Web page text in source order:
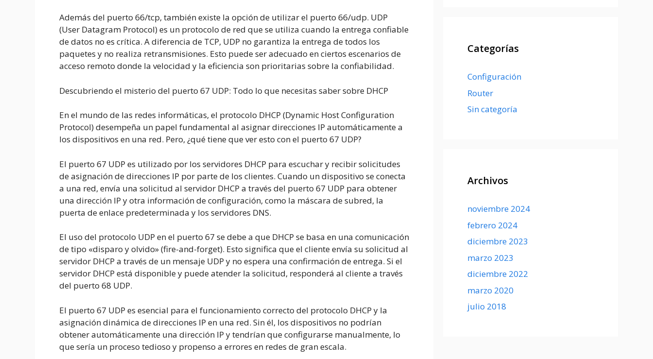
Además del puerto 66/tcp, también existe la opción de utilizar el puerto 66/udp. UDP
(User Datagram Protocol) es un protocolo de red que se utiliza cuando la entrega confiable
de datos no es crítica. A diferencia de TCP, UDP no garantiza la entrega de todos los
paquetes y no realiza retransmisiones. Esto puede ser adecuado en ciertos escenarios de
acceso remoto donde la velocidad y la eficiencia son prioritarias sobre la confiabilidad.
Descubriendo el misterio del puerto 67 UDP: Todo lo que necesitas saber sobre DHCP
En el mundo de las redes informáticas, el protocolo DHCP (Dynamic Host Configuration
Protocol) desempeña un papel fundamental al asignar direcciones IP automáticamente a
los dispositivos en una red. Pero, ¿qué tiene que ver esto con el puerto 67 UDP?
El puerto 67 UDP es utilizado por los servidores DHCP para escuchar y recibir solicitudes
de asignación de direcciones IP por parte de los clientes. Cuando un dispositivo se conecta
a una red, envía una solicitud al servidor DHCP a través del puerto 67 UDP para obtener
una dirección IP y otra información de configuración, como la máscara de subred, la
puerta de enlace predeterminada y los servidores DNS.
El uso del protocolo UDP en el puerto 67 se debe a que DHCP se basa en una comunicación
de tipo «disparo y olvido» (fire-and-forget). Esto significa que el cliente envía su solicitud al
servidor DHCP a través de un mensaje UDP y no espera una confirmación de entrega. Si el
servidor DHCP está disponible y puede atender la solicitud, responderá al cliente a través
del puerto 68 UDP.
El puerto 67 UDP es esencial para el funcionamiento correcto del protocolo DHCP y la
asignación dinámica de direcciones IP en una red. Sin él, los dispositivos no podrían
obtener automáticamente una dirección IP y tendrían que configurarse manualmente, lo
que sería un proceso tedioso y propenso a errores en redes de gran escala.
Categorías
Configuración
Router
Sin categoría
Archivos
noviembre 2024
febrero 2024
diciembre 2023
marzo 2023
diciembre 2022
marzo 2020
julio 2018